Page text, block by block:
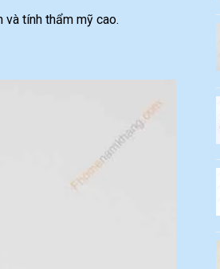
tính thẩm mỹ cao.